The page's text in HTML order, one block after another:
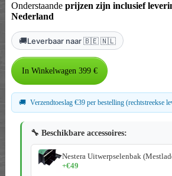
Onderstaande prijzen zijn inclusief
Nederland
🚚Leverbaar naar 🇧🇪 🇳🇱
🚚 Verzendtoeslag €39 per bestelling (rechtstreekse
🔧 Beschikbare accessoires:
Nestera Uitwerpselenbak
+€49